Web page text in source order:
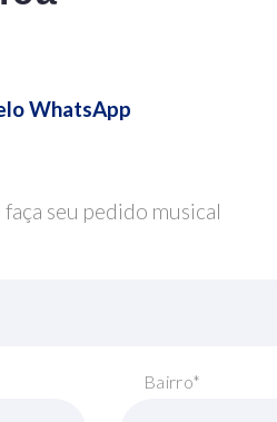
WhatsApp
seu pedido musical
Bairro*